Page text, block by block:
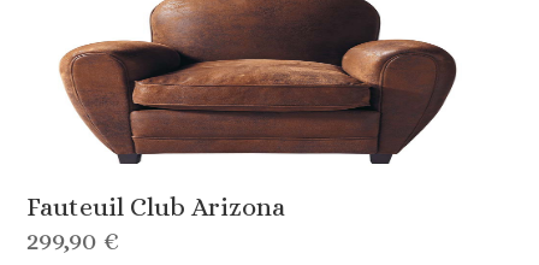
Fauteuil Club Arizona
299,90 €